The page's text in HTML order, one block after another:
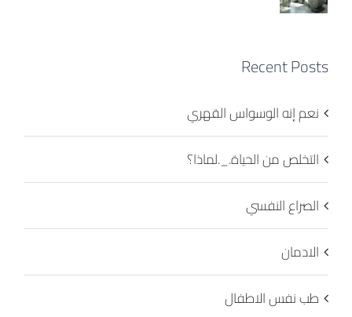
Recent Posts
نعم إنه الوسواس القهري
التخلص من الحياة._.لماذا؟
الصراع النفسي
الادمان
طب نفس الاطفال